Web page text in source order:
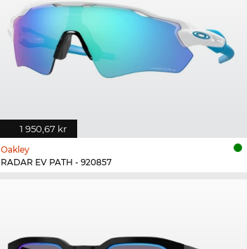
1 950,67 kr
Oakley
RADAR EV PATH - 920857